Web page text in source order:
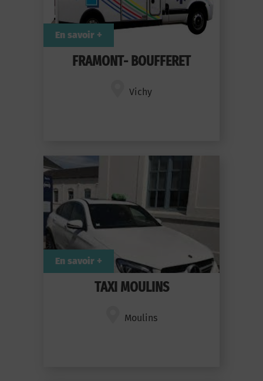
FRAMONT- BOUFFERET
Vichy
En savoir +
TAXI MOULINS
Moulins
En savoir +